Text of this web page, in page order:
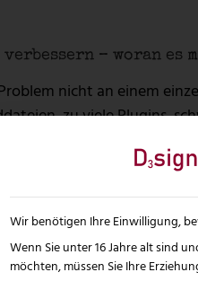
– woran es
nicht an einem
zu viele Plugins,
Ursachen. Oft
Last im Blick hatte.
Viele
Geschwindigkeit erst
aber
von Anfang an
Wir benötigen Ihre Einwilligung,
Wenn Sie unter 16 Jahre alt sind
möchten, müssen Sie Ihre